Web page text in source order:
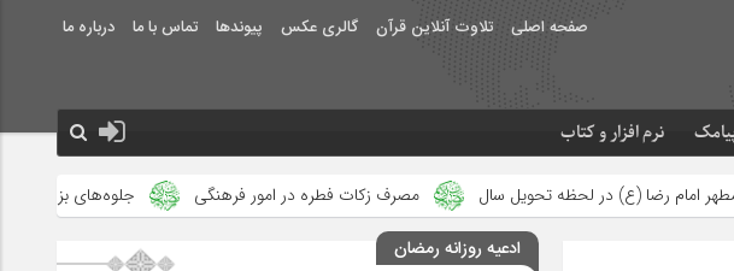
صفحه اصلی تلاوت آنلاین قرآن گالری عکس پیوندها تماس با ما درباره ما
نرم افزار و کتاب
تحویل سال مصرف زکات فطره در امور فرهنگی جلوه‌های بزرگ نصرت الهی در ماه مبارک
ادعیه روزانه رمضان